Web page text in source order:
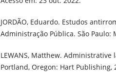
JORDÃO, Eduardo. Estudos
Administração Pública. São Paulo:
LEWANS, Matthew.
Portland, Oregon: Hart Publishing,